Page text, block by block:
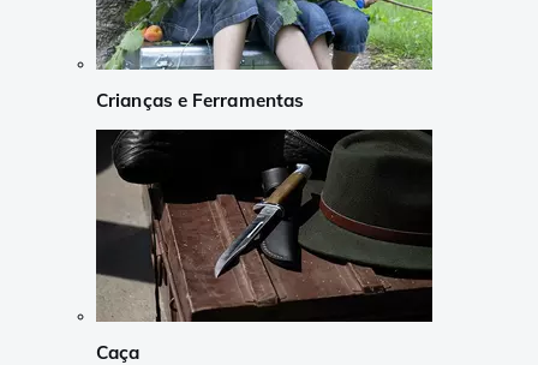
Crianças e Ferramentas
Caça